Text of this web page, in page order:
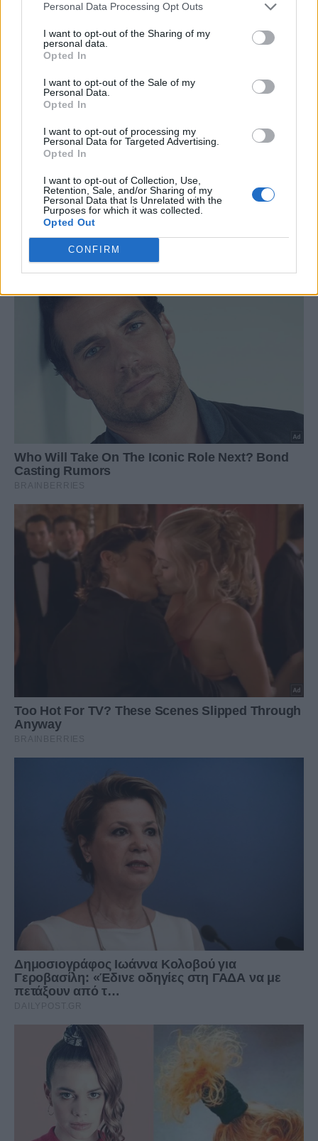
Personal Data Processing Opt Outs
I want to opt-out of the Sharing of my
personal data.
Opted In
I want to opt-out of the Sale of my
Personal Data.
Opted In
I want to opt-out of processing my
Personal Data for Targeted Advertising.
Opted In
I want to opt-out of Collection, Use,
Retention, Sale, and/or Sharing of my
Personal Data that Is Unrelated with the
Purposes for which it was collected.
Opted Out
CONFIRM